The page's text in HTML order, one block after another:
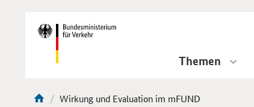
Navigation
Themen
Aktuelle
Wirkung und Evaluation im mFUND